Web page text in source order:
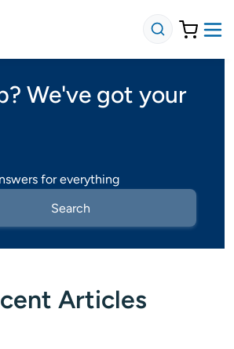
We've got your
for everything
Articles